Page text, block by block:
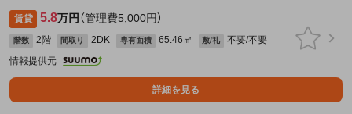
賃貸 5.8万円（管理費5,000円）
階数 2階 間取り 2DK 専有面積 65.46㎡ 敷/礼
不要/不要
情報提供元
詳細を見る